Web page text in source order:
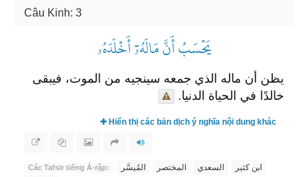
Câu Kinh: 3
يَحۡسَبُ أَنَّ مَالَهُۥٓ أَخۡلَدَهُۥ
يظن أن ماله الذي جمعه سينجيه من الموت، فيبقى
خالدًا في الحياة الدنيا.
Hiển thị các bản dịch ý nghĩa nội dung khác
Các Tafsir tiếng Ả-rập: المُيسَّر المختصر السعدي
ابن كثير